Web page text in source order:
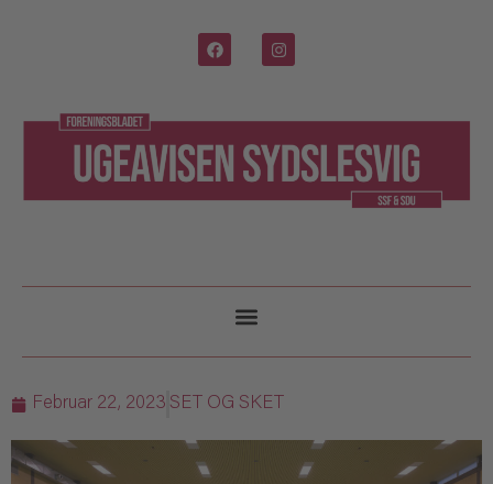
Februar 22, 2023 SET OG SKET